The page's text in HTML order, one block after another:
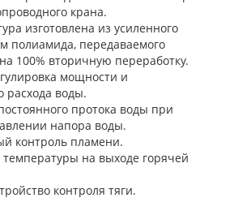
крана.
изготовлена из усиленного
полиамида, передаваемого
100% вторичную переработку.
мощности и
расхода воды.
протока воды при
напора воды.
контроль пламени.
на выходе горячей
контроля тяги.